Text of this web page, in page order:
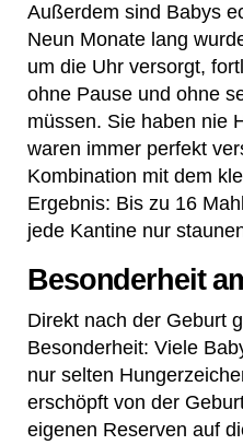
Außerdem sind Babys
Neun Monate lang
um die Uhr versorgt,
ohne Pause und ohne
müssen. Sie haben nie
waren immer perfekt
Kombination mit dem
Ergebnis: Bis zu 16
jede Kantine nur
Besonderheit
Direkt nach der Geburt
Besonderheit: Viele
nur selten
erschöpft von der
eigenen Reserven auf